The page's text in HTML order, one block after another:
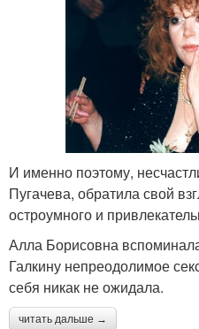
И именно поэтому,
Пугачева, обратила свой
остроумного и
Алла Борисовна
Галкину непреодолимое
себя никак не ожидала.
читать дальше →